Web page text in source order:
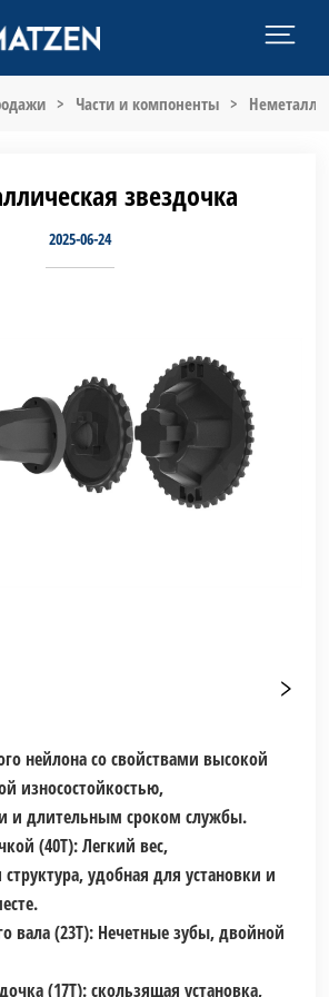
> Части и компоненты >
звездочка
2025-06-24
нейлона со свойствами высокой
износостойкостью,
и длительным сроком службы.
(40Т): Легкий вес,
удобная для установки и
вала (23T): Нечетные зубы, двойной
(17T): скользящая установка,